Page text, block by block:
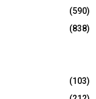
(590)
(838)
(103)